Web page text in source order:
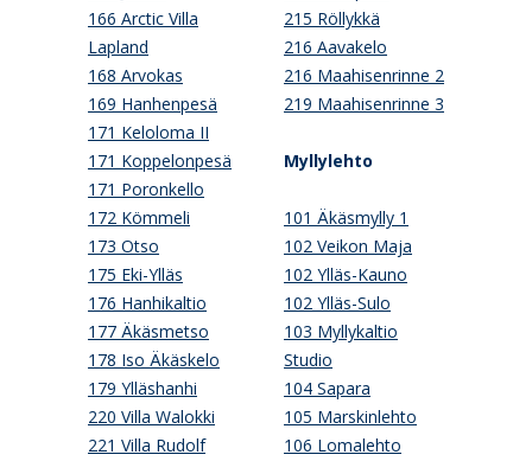
166 Arctic Villa
Lapland
168 Arvokas
169 Hanhenpesä
171 Keloloma II
171 Koppelonpesä
171 Poronkello
172 Kömmeli
173 Otso
175 Eki-Ylläs
176 Hanhikaltio
177 Äkäsmetso
178 Iso Äkäskelo
179 Ylläshanhi
220 Villa Walokki
221 Villa Rudolf
215 Röllykkä
216 Aavakelo
216 Maahisenrinne 2
219 Maahisenrinne 3
Myllylehto
101 Äkäsmylly 1
102 Veikon Maja
102 Ylläs-Kauno
102 Ylläs-Sulo
103 Myllykaltio
Studio
104 Sapara
105 Marskinlehto
106 Lomalehto